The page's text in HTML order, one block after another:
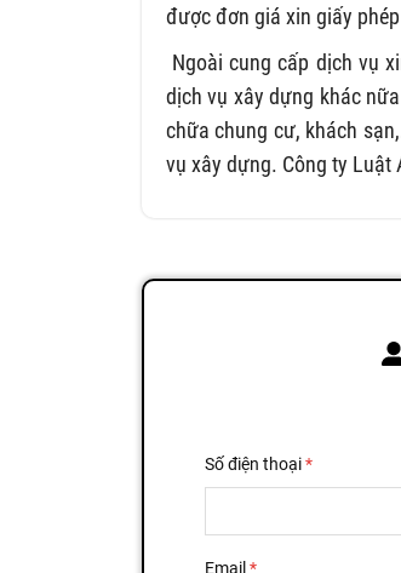
được đơn giá xin giấy
Ngoài cung cấp dịch vụ
dịch vụ xây dựng khác
chữa chung cư, khách
vụ xây dựng. Công ty Luật